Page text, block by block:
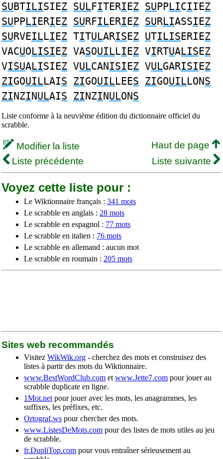
SUBTILISIEZ SULFITERIEZ SUPPLICIIEZ
SUPPLIERIEZ SURFILERIEZ SURLIASSIEZ
SURVEILLIEZ TITULARISEZ UTILISERIEZ
VACUOLISIEZ VASOUILLIEZ VIRTUALISEZ
VISUALISIEZ VULCANISIEZ VULGARISIEZ
ZIGOUILLAIS ZIGOUILLEES ZIGOUILLONS
ZINZINULAIS ZINZINULONS
Liste conforme à la neuvième édition du dictionnaire officiel du
scrabble.
Modifier la liste
Haut de page
Liste précédente
Liste suivante
Voyez cette liste pour :
Le Wiktionnaire français : 341 mots
Le scrabble en anglais : 28 mots
Le scrabble en espagnol : 77 mots
Le scrabble en italien : 76 mots
Le scrabble en allemand : aucun mot
Le scrabble en roumain : 205 mots
Sites web recommandés
Visitez WikWik.org - cherchez des mots et construisez des
listes à partir des mots du Wiktionnaire.
www.BestWordClub.com et www.Jette7.com pour jouer au
scrabble duplicate en ligne.
1Mot.net pour jouer avec les mots, les anagrammes, les
suffixes, les préfixes, etc.
Ortograf.ws pour chercher des mots.
www.ListesDeMots.com pour des listes de mots utiles au jeu
de scrabble.
fr.DupliTop.com pour vous entraîner sérieusement au